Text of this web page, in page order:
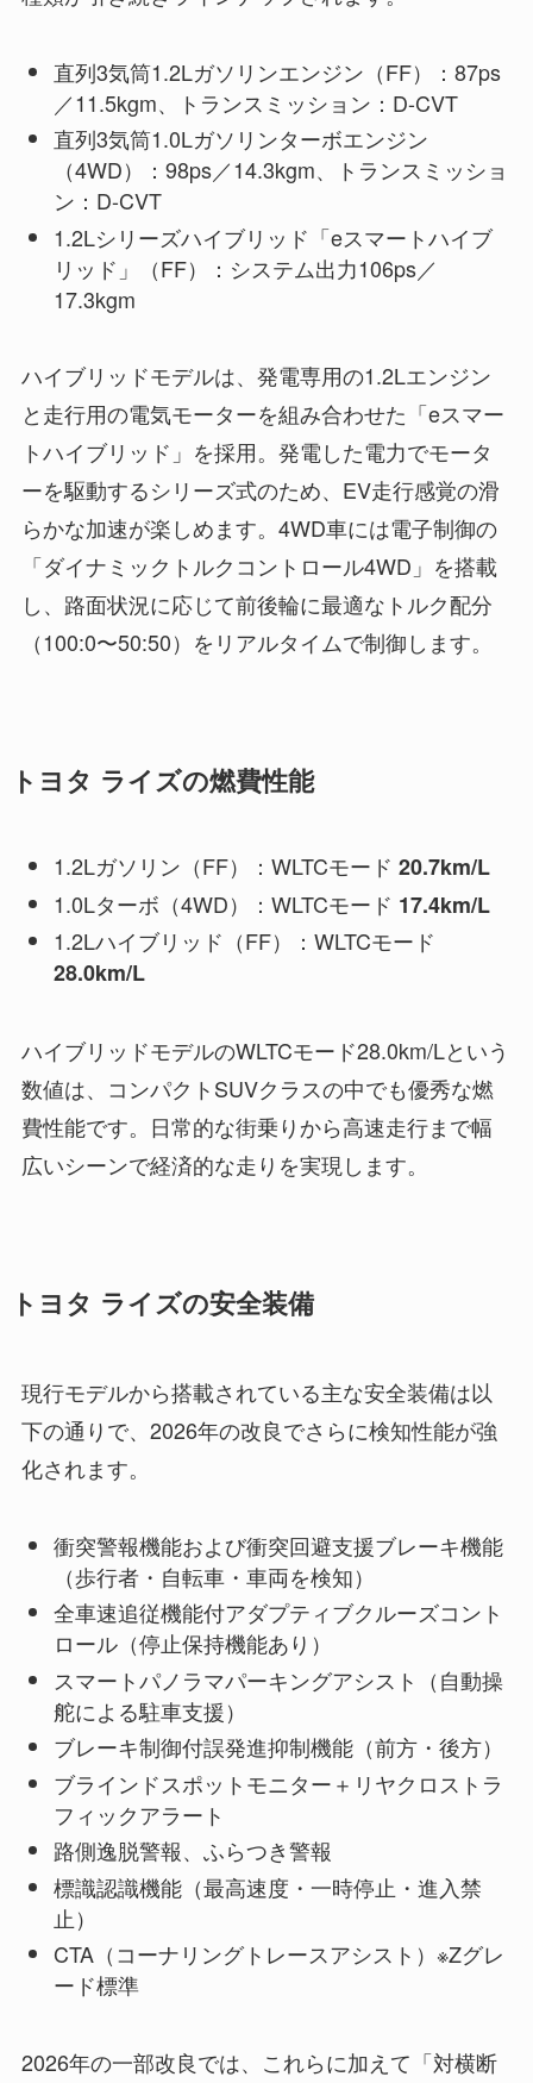
直列3気筒1.2Lガソリンエンジン（FF）：87ps
／11.5kgm、トランスミッション：D-CVT
直列3気筒1.0Lガソリンターボエンジン
（4WD）：98ps／14.3kgm、トランスミッショ
ン：D-CVT
1.2Lシリーズハイブリッド「eスマートハイブ
リッド」（FF）：システム出力106ps／
17.3kgm
ハイブリッドモデルは、発電専用の1.2Lエンジン
と走行用の電気モーターを組み合わせた「eスマー
トハイブリッド」を採用。発電した電力でモータ
ーを駆動するシリーズ式のため、EV走行感覚の滑
らかな加速が楽しめます。4WD車には電子制御の
「ダイナミックトルクコントロール4WD」を搭載
し、路面状況に応じて前後輪に最適なトルク配分
（100:0〜50:50）をリアルタイムで制御します。
トヨタ ライズの燃費性能
1.2Lガソリン（FF）：WLTCモード 20.7km/L
1.0Lターボ（4WD）：WLTCモード 17.4km/L
1.2Lハイブリッド（FF）：WLTCモード
28.0km/L
ハイブリッドモデルのWLTCモード28.0km/Lという
数値は、コンパクトSUVクラスの中でも優秀な燃
費性能です。日常的な街乗りから高速走行まで幅
広いシーンで経済的な走りを実現します。
トヨタ ライズの安全装備
現行モデルから搭載されている主な安全装備は以
下の通りで、2026年の改良でさらに検知性能が強
化されます。
衝突警報機能および衝突回避支援ブレーキ機能
（歩行者・自転車・車両を検知）
全車速追従機能付アダプティブクルーズコント
ロール（停止保持機能あり）
スマートパノラマパーキングアシスト（自動操
舵による駐車支援）
ブレーキ制御付誤発進抑制機能（前方・後方）
ブラインドスポットモニター＋リヤクロストラ
フィックアラート
路側逸脱警報、ふらつき警報
標識認識機能（最高速度・一時停止・進入禁
止）
CTA（コーナリングトレースアシスト）※Zグレ
ード標準
2026年の一部改良では、これらに加えて「対横断